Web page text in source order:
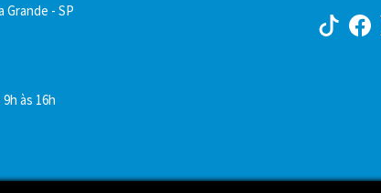
Grande - SP
às 16h